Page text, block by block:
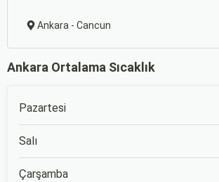
Ankara - Cancun
Ankara Ortalama Sıcaklık
Pazartesi
Salı
Çarşamba